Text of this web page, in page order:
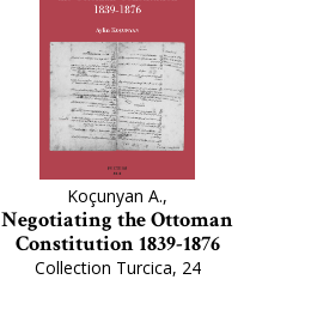
Koçunyan A.,
Negotiating the Ottoman
Constitution 1839-1876
Collection Turcica, 24